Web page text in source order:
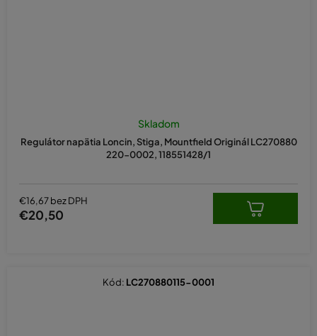
Regulátor napätia Loncin, Stiga, Mountfield Originál LC270880
220-0002, 118551428/1
Skladom
€16,67 bez DPH
€20,50
Kód: LC270880115-0001